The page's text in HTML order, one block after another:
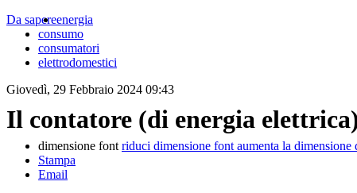
Da sapereenergia
consumo
consumatori
elettrodomestici
Giovedì, 29 Febbraio 2024 09:43
Il contatore (di energia
dimensione font riduci dimensione font aumenta la dimensione
Stampa
Email